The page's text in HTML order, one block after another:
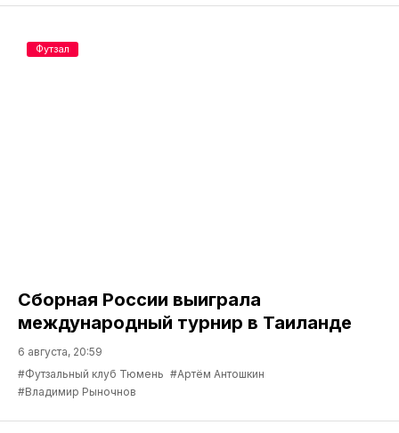
Сборная России выиграла
международный турнир в Таиланде
6 августа, 20:59
#Футзальный клуб Тюмень #Артём Антошкин
#Владимир Рыночнов
Футзал